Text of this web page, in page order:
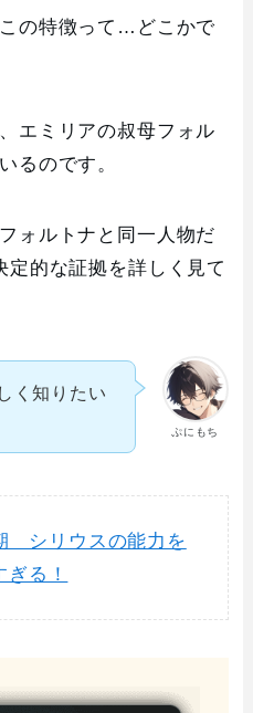
の特徴って…どこかで
エミリアの叔母フォル
るのです。
ォルトナと同一人物だ
定的な証拠を詳しく見て
ぷにもち
く知りたい
シリウスの能力を
る！